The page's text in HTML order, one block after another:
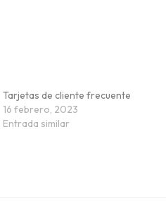
Tarjetas de cliente frecuente
16 febrero, 2023
Entrada similar